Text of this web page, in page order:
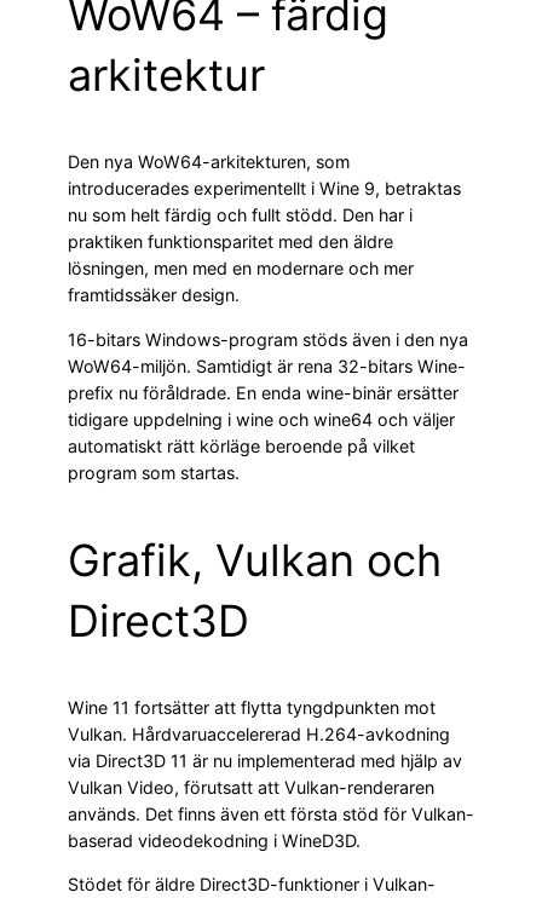
WoW64 – färdig
arkitektur
Den nya WoW64-arkitekturen, som
introducerades experimentellt i Wine 9, betraktas
nu som helt färdig och fullt stödd. Den har i
praktiken funktionsparitet med den äldre
lösningen, men med en modernare och mer
framtidssäker design.
16-bitars Windows-program stöds även i den nya
WoW64-miljön. Samtidigt är rena 32-bitars Wine-
prefix nu föråldrade. En enda wine-binär ersätter
tidigare uppdelning i wine och wine64 och väljer
automatiskt rätt körläge beroende på vilket
program som startas.
Grafik, Vulkan och
Direct3D
Wine 11 fortsätter att flytta tyngdpunkten mot
Vulkan. Hårdvaruaccelererad H.264-avkodning
via Direct3D 11 är nu implementerad med hjälp av
Vulkan Video, förutsatt att Vulkan-renderaren
används. Det finns även ett första stöd för Vulkan-
baserad videodekodning i WineD3D.
Stödet för äldre Direct3D-funktioner i Vulkan-